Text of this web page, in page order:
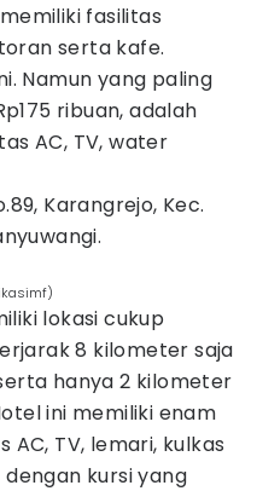
fasilitas
serta kafe.
Namun yang paling
ribuan, adalah
AC, TV, water
Karangrejo, Kec.
lokasi cukup
8 kilometer saja
hanya 2 kilometer
ini memiliki enam
TV, lemari, kulkas
kursi yang